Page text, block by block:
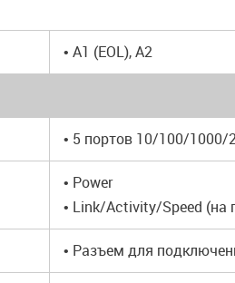
• A1 (EOL), A2
• 5 портов 10/100/1000/
• Power
• Link/Activity/Speed (на
• Разъем для